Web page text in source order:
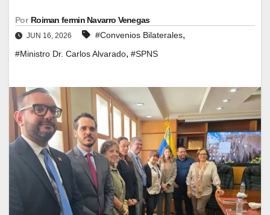
Por Roiman fermin Navarro Venegas
JUN 16, 2026 #Convenios Bilaterales,
#Ministro Dr. Carlos Alvarado, #SPNS